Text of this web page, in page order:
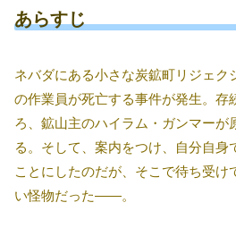
あらすじ
ネバダにある小さな炭鉱町リジェク
の作業員が死亡する事件が発生。存
ろ、鉱山主のハイラム・ガンマーが
る。そして、案内をつけ、自分自身
ことにしたのだが、そこで待ち受け
い怪物だった――。